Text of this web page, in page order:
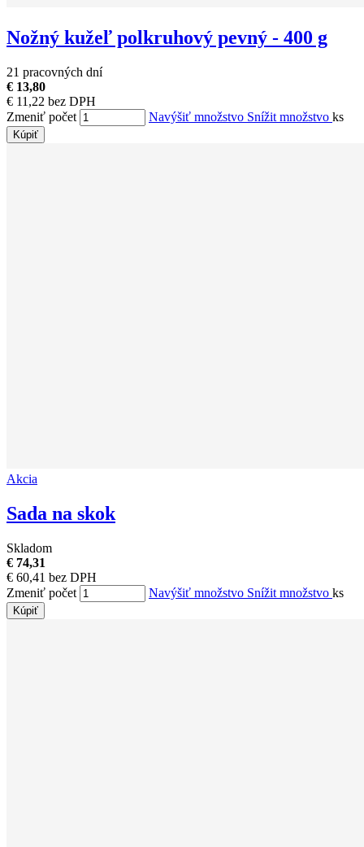
Nožný kužeľ polkruhový pevný - 400 g
21 pracovných dní
€ 13,80
€ 11,22 bez DPH
Zmeniť počet
Navýšiť množstvo Snížit množstvo ks
Kúpiť
Akcia
Sada na skok
Skladom
€ 74,31
€ 60,41 bez DPH
Zmeniť počet
Navýšiť množstvo Snížit množstvo ks
Kúpiť